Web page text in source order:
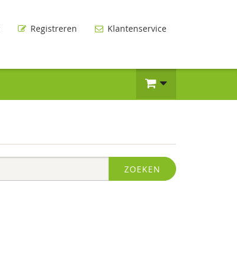
Registreren Klantenservice
ZOEKEN